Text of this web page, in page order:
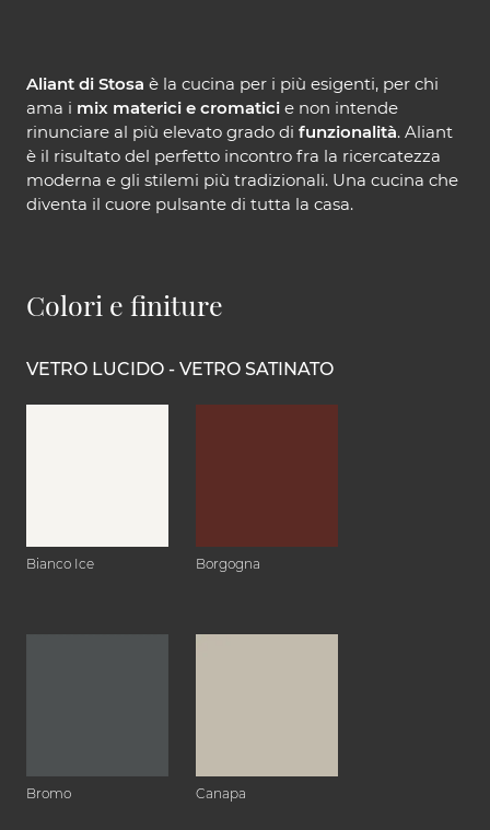
Aliant di Stosa è la cucina per i più esigenti, per chi
ama i mix materici e cromatici e non intende
rinunciare al più elevato grado di funzionalità. Aliant
è il risultato del perfetto incontro fra la ricercatezza
moderna e gli stilemi più tradizionali. Una cucina che
diventa il cuore pulsante di tutta la casa.
Colori e finiture
VETRO LUCIDO - VETRO SATINATO
Bianco Ice Borgogna
Bromo Canapa